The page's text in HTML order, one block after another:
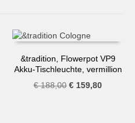
&tradition, Flowerpot VP9
Akku-Tischleuchte, vermillion
red
€188,00 Ursprünglicher
€ 159,80Aktueller